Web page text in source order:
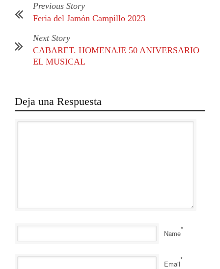
Previous Story
Feria del Jamón Campillo 2023
Next Story
CABARET. HOMENAJE 50 ANIVERSARIO
EL MUSICAL
Deja una Respuesta
Name*
Email*